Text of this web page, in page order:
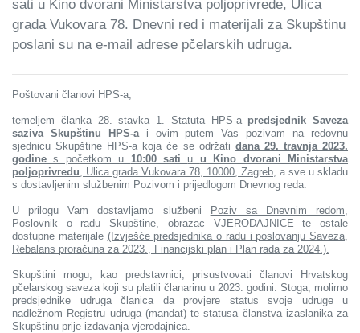
sati u Kino dvorani Ministarstva poljoprivrede, Ulica
grada Vukovara 78. Dnevni red i materijali za Skupštinu
poslani su na e-mail adrese pčelarskih udruga.
Poštovani članovi HPS-a,
temeljem članka 28. stavka 1. Statuta HPS-a predsjednik Saveza
saziva Skupštinu HPS-ai ovim putem Vas pozivam na redovnu
sjednicu Skupštine HPS-a koja će se održati dana 29. travnja 2023.
godine s početkom u 10:00 sati u u Kino dvorani Ministarstva
poljoprivredu , Ulica grada Vukovara 78, 10000, Zagreb, a sve u skladu
s dostavljenim službenim Pozivom i prijedlogom Dnevnog reda.
U prilogu Vam dostavljamo službeni Poziv sa Dnevnim redom
Poslovnik o radu Skupštine
obrazac VJERODAJNICE te ostale
dostupne materijale (Izvješće predsjednika o radu i poslovanju Saveza,
Rebalans proračuna za 2023., Financijski plan i Plan rada za 2024.).
Skupštini mogu, kao predstavnici, prisustvovati članovi Hrvatskog
pčelarskog saveza koji su platili članarinu u 2023. godini. Stoga, molimo
predsjednike udruga članica da provjere status svoje udruge u
nadležnom Registru udruga (mandat) te statusa članstva izaslanika za
Skupštinu prije izdavanja vjerodajnica.